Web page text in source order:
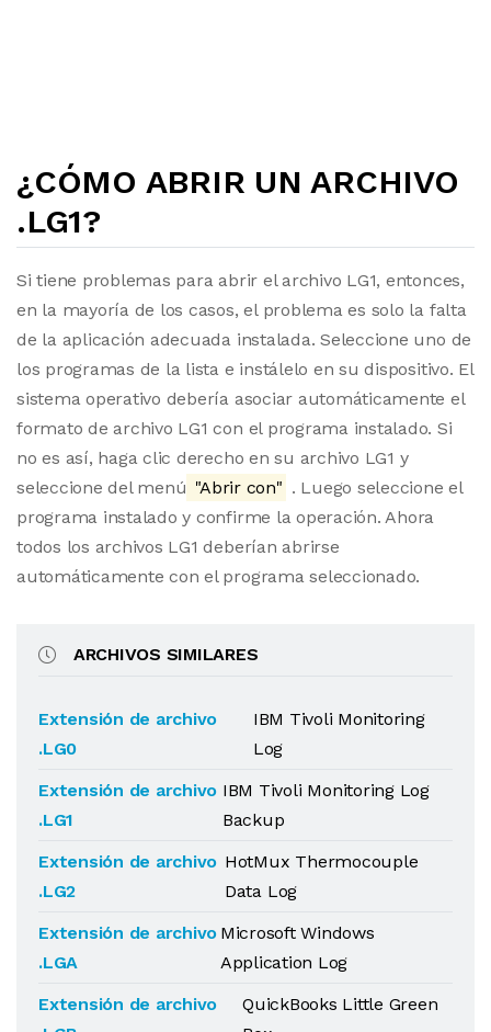
¿CÓMO ABRIR UN ARCHIVO
.LG1?
Si tiene problemas para abrir el archivo LG1, entonces,
en la mayoría de los casos, el problema es solo la falta
de la aplicación adecuada instalada. Seleccione uno de
los programas de la lista e instálelo en su dispositivo. El
sistema operativo debería asociar automáticamente el
formato de archivo LG1 con el programa instalado. Si
no es así, haga clic derecho en su archivo LG1 y
seleccione del menú "Abrir con" . Luego seleccione el
programa instalado y confirme la operación. Ahora
todos los archivos LG1 deberían abrirse
automáticamente con el programa seleccionado.
ARCHIVOS SIMILARES
Extensión de archivo
.LG0
IBM Tivoli Monitoring
Log
Extensión de archivo
.LG1
IBM Tivoli Monitoring Log
Backup
Extensión de archivo
.LG2
HotMux Thermocouple
Data Log
Extensión de archivo
.LGA
Microsoft Windows
Application Log
Extensión de archivo
QuickBooks Little Green